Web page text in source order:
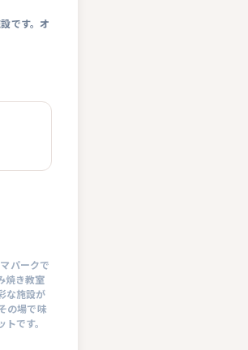
です。オ
パークで
焼き教室
な施設が
の場で味
です。